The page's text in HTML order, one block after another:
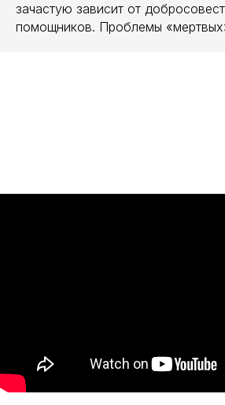
зачастую зависит от
помощников. Проблемы